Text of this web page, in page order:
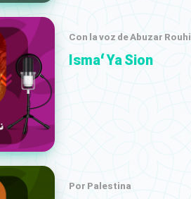
Con la voz de Abuzar Rouhi
Isma‘ Ya Sion
Por Palestina